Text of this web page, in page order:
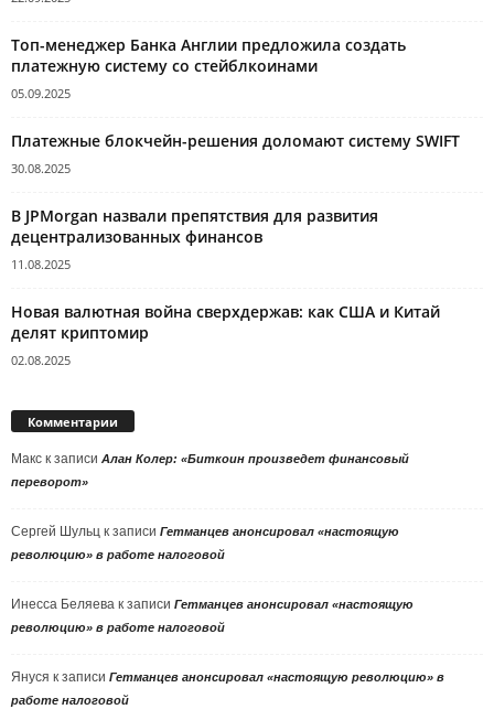
Топ-менеджер Банка Англии предложила создать
платежную систему со стейблкоинами
05.09.2025
Платежные блокчейн-решения доломают систему SWIFT
30.08.2025
В JPMorgan назвали препятствия для развития
децентрализованных финансов
11.08.2025
Новая валютная война сверхдержав: как США и Китай
делят криптомир
02.08.2025
Комментарии
Макс к записи Алан Колер: «Биткоин произведет финансовый
переворот»
Сергей Шульц к записи Гетманцев анонсировал «настоящую
революцию» в работе налоговой
Инесса Беляева к записи Гетманцев анонсировал «настоящую
революцию» в работе налоговой
Януся к записи Гетманцев анонсировал «настоящую революцию» в
работе налоговой